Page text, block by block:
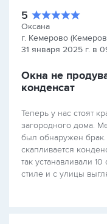
5
Оксана
г. Кемерово
31 января 2025 г. в
Окна не
конденсат
Теперь у нас стоят
загородного дома.
был обнаружен
скапливается
так устанавливали
стиле и с улицы